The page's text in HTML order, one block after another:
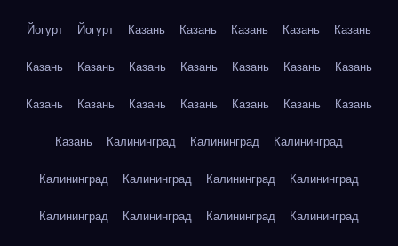
Йогурт Йогурт Казань Казань Казань Казань Казань
Казань Казань Казань Казань Казань Казань Казань
Казань Казань Казань Казань Казань Казань Казань
Казань Калининград Калининград Калининград
Калининград Калининград Калининград Калининград
Калининград Калининград Калининград Калининград